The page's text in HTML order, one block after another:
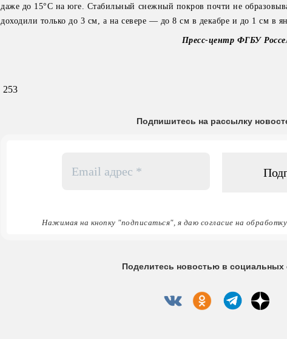
даже до 15°С на юге. Стабильный снежный покров почти не
доходили только до 3 см, а на севере — до 8 см в декабре и до 1 см в
Пресс-центр ФГБУ
253
Подпишитесь на рассылку
адрес
Нажимая на кнопку "подписаться", я даю согласие на
Поделитесь новостью в социальных